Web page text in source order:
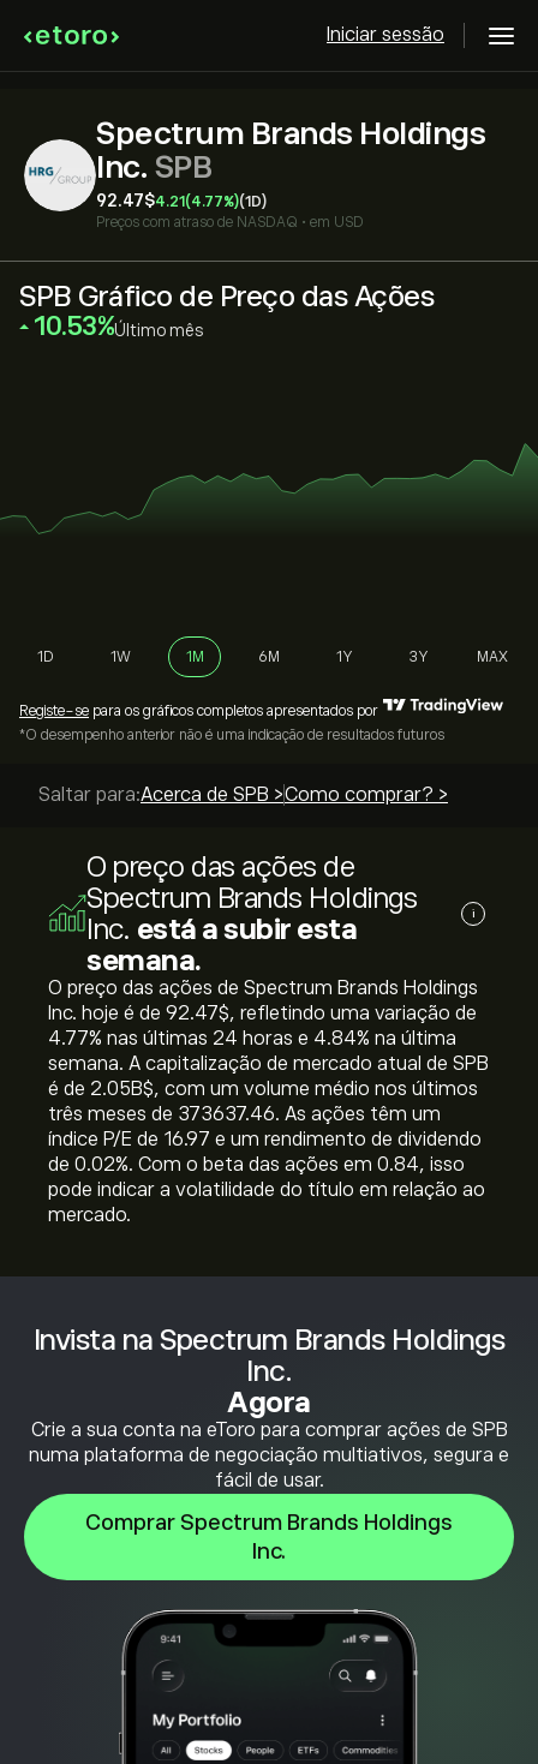
Iniciar sessão
Spectrum Brands Holdings
Inc. SPB
92.47‎$‎4.21 (4.77%)(1D)
Preços com atraso de NASDAQ • em USD
Invista na Spectrum Brands Holdings
Inc.
Agora
Crie a sua conta na eToro para comprar ações de SPB
numa plataforma de negociação multiativos, segura e
fácil de usar.
Comprar Spectrum Brands Holdings
Inc.
SPB Gráfico de Preço das Ações
‎10.53‎ Último mês
1D 1W 1M 6M 1Y 3Y MAX
Registe-se para os gráficos completos apresentados por
*O desempenho anterior não é uma indicação de resultados futuros
Saltar para:Acerca de SPB >Como comprar? >
O preço das ações de
Spectrum Brands Holdings
Inc. está a subir esta
semana.
i
O preço das ações de Spectrum Brands Holdings
Inc. hoje é de 92.47‎$‎, refletindo uma variação de
‎4.77‎% nas últimas 24 horas e ‎4.84‎% na última
semana. A capitalização de mercado atual de SPB
é de 2.05B‎$‎, com um volume médio nos últimos
três meses de 373637.46. As ações têm um
índice P/E de 16.97 e um rendimento de dividendo
de 0.02%. Com o beta das ações em 0.84, isso
pode indicar a volatilidade do título em relação ao
mercado.